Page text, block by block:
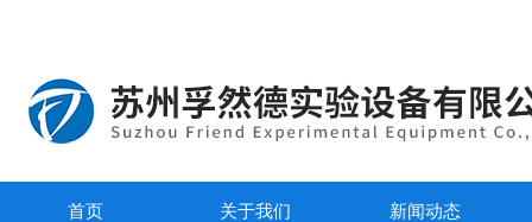
首页 关于我们 新闻动态